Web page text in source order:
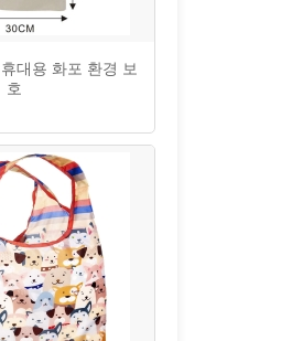
대용 화포 환경 보
호